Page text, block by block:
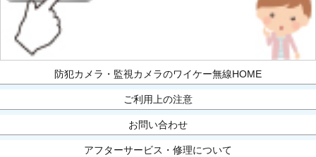
防犯カメラ・監視カメラのワイケー無線HOME
ご利用上の注意
お問い合わせ
アフターサービス・修理について